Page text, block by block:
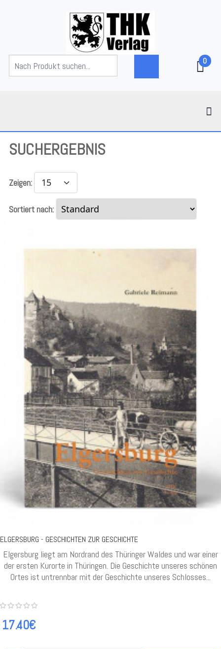
0
SUCHERGEBNIS
Zeigen:
Sortiert nach:
ELGERSBURG - GESCHICHTEN ZUR GESCHICHTE
Elgersburg liegt am Nordrand des Thüringer Waldes und war einer
der ersten Kurorte in Thüringen. Die Geschichte unseres schönen
Ortes ist untrennbar mit der Geschichte unseres Schlosses...
17.40€